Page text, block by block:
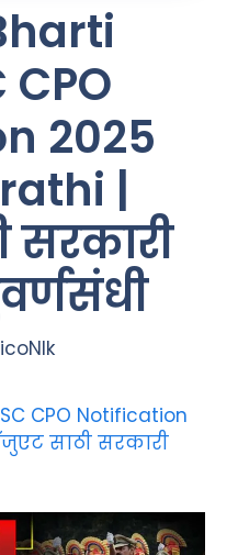
CPO
2025
|
सरकारी
icoNIk
CPO Notification
साठी सरकारी